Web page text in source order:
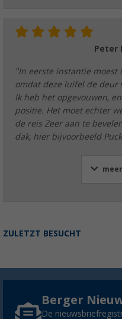
Peter
"In eerste instantie moest
omdat deze luifel de deur
Ik heb het opgevouwen,
positie. Het moet echter
de reis Zeer aan te
dak, hier bijvoorbeeld
ZULETZT BESUCHT
Berger
De